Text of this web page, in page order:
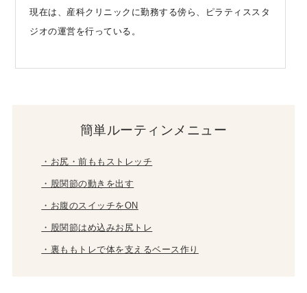
現在は、産科クリニックに勤務する傍ら、ピラティススタ
ジオの運営を行っている。
簡単ルーティンメニュー
・お尻・前ももストレッチ
・股関節の動きを出す
・お腹のスイッチをON
・股関節はめ込みお尻トレ
・裏ももトレで体を支えるベース作り